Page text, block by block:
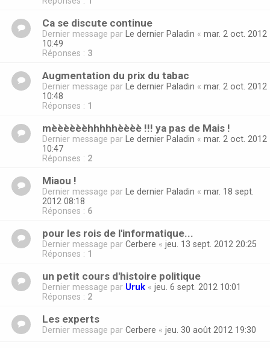
Ca se discute continue
Dernier message par Le dernier Paladin « mar. 2 oct. 2012
10:49
Réponses : 3
Augmentation du prix du tabac
Dernier message par Le dernier Paladin « mar. 2 oct. 2012
10:48
Réponses : 1
mèèèèèèhhhhhèèèè !!! ya pas de Mais !
Dernier message par Le dernier Paladin « mar. 2 oct. 2012
10:47
Réponses : 2
Miaou !
Dernier message par Le dernier Paladin « mar. 18 sept.
2012 08:18
Réponses : 6
pour les rois de l'informatique...
Dernier message par Cerbere « jeu. 13 sept. 2012 20:25
Réponses : 1
un petit cours d'histoire politique
Dernier message par Uruk « jeu. 6 sept. 2012 10:01
Réponses : 2
Les experts
Dernier message par Cerbere « jeu. 30 août 2012 19:30